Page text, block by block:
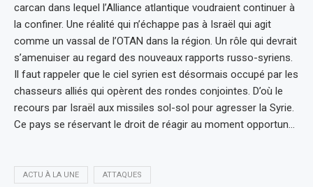
carcan dans lequel l’Alliance atlantique voudraient continuer à
la confiner. Une réalité qui n’échappe pas à Israël qui agit
comme un vassal de l’OTAN dans la région. Un rôle qui devrait
s’amenuiser au regard des nouveaux rapports russo-syriens.
Il faut rappeler que le ciel syrien est désormais occupé par les
chasseurs alliés qui opèrent des rondes conjointes. D’où le
recours par Israël aux missiles sol-sol pour agresser la Syrie.
Ce pays se réservant le droit de réagir au moment opportun…
ACTU À LA UNE ATTAQUES